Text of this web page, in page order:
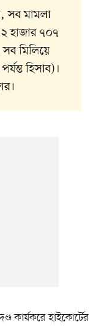
সব মামলা
২ হাজার ৭০৭
সব মিলিয়ে
হিসাব)।
কার্যকরে হাইকোর্টের